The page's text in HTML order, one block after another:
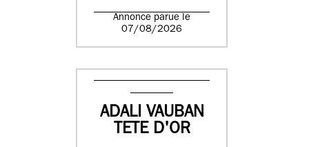
Annonce parue le
07/08/2026
ADALI VAUBAN
TETE D'OR